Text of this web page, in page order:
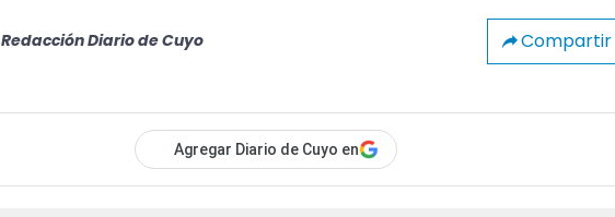
Redacción Diario de Cuyo Compartir
Agregar Diario de Cuyo en